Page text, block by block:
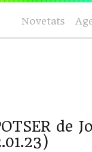
Novetats
de